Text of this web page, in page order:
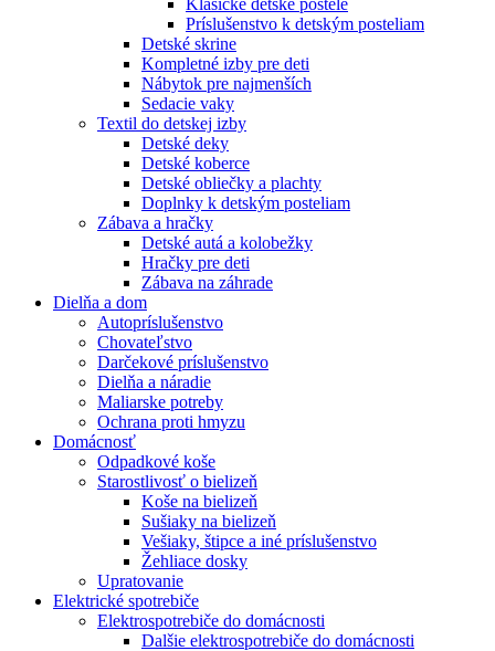
Príslušenstvo k detským posteliam
Detské skrine
Kompletné izby pre deti
Nábytok pre najmenších
Sedacie vaky
Textil do detskej izby
Detské deky
Detské koberce
Detské obliečky a plachty
Doplnky k detským posteliam
Zábava a hračky
Detské autá a kolobežky
Hračky pre deti
Zábava na záhrade
Dielňa a dom
Autopríslušenstvo
Chovateľstvo
Darčekové príslušenstvo
Dielňa a náradie
Maliarske potreby
Ochrana proti hmyzu
Domácnosť
Odpadkové koše
Starostlivosť o bielizeň
Koše na bielizeň
Sušiaky na bielizeň
Vešiaky, štipce a iné príslušenstvo
Žehliace dosky
Upratovanie
Elektrické spotrebiče
Elektrospotrebiče do domácnosti
Dalšie elektrospotrebiče do domácnosti